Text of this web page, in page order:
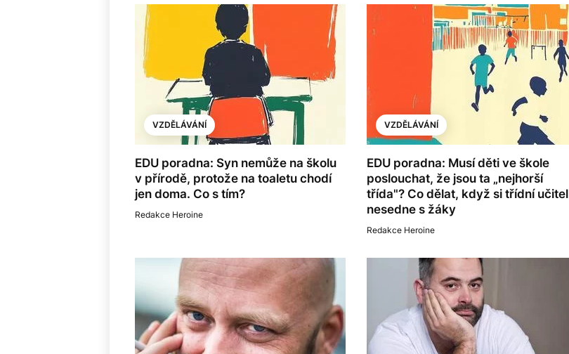
VZDĚLÁVÁNÍ
EDU poradna: Syn nemůže na školu
v přírodě, protože na toaletu chodí
jen doma. Co s tím?
Redakce Heroine
VZDĚLÁVÁNÍ
EDU poradna: Musí děti ve škole
poslouchat, že jsou ta „nejhorší
třída"? Co dělat, když si třídní učitel
nesedne s žáky
Redakce Heroine